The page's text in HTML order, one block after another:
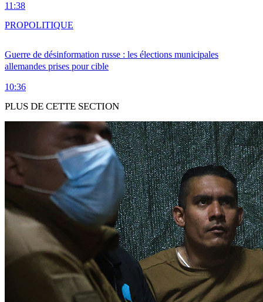
11:38
Guerre de désinformation russe : les élections municipales
allemandes prises pour cible
10:36
PROPOLITIQUE
PLUS DE CETTE SECTION